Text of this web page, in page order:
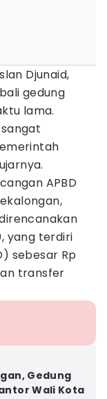
Djunaid,
gedung
lama.
APBD
yang terdiri
sebesar Rp
transfer
Gedung
Wali Kota